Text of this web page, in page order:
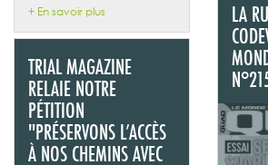
+ En savoir plus
LA
TRIAL MAGAZINE
RELAIE NOTRE
PÉTITION
"PRÉSERVONS L’ACCÈS
À NOS CHEMINS AVEC